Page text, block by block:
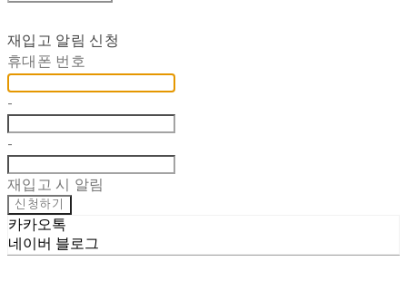
재입고 알림 신청
휴대폰 번호
-
-
재입고 시 알림
신청하기
카카오톡
네이버 블로그